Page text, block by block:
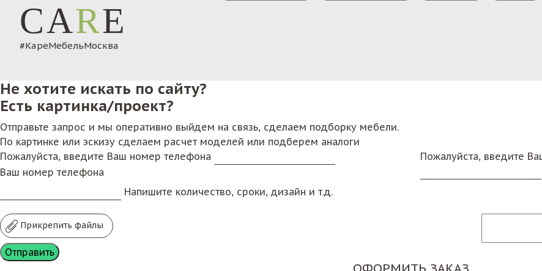
CARE
#КареМебельМосква
Не хотите искать по сайту?
Есть картинка/проект?
Отправьте запрос и мы оперативно выйдем на связь, сделаем подборку мебели.
По картинке или эскизу сделаем расчет моделей или подберем аналоги
Пожалуйста, введите Ваш номер телефона
Ваш номер телефона
Пожалуйста, введите
Напишите количество, сроки, дизайн и т.д.
Прикрепить файлы